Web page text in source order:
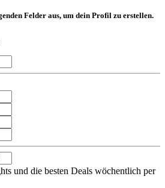
Felder aus, um dein Profil zu erstellen.
und die besten Deals wöchentlich per